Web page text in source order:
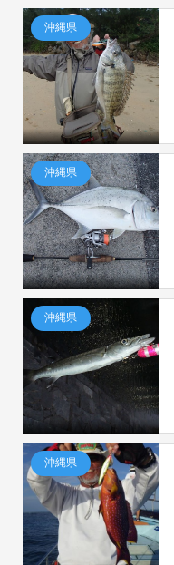
沖縄県
沖縄県
沖縄県
沖縄県